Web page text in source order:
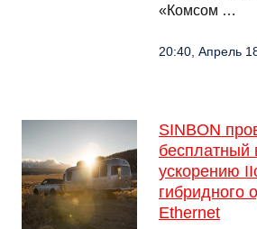
«Комсом …
20:40, Апрель
SINBON
бесплатный
ускорению
гибридного
Ethernet